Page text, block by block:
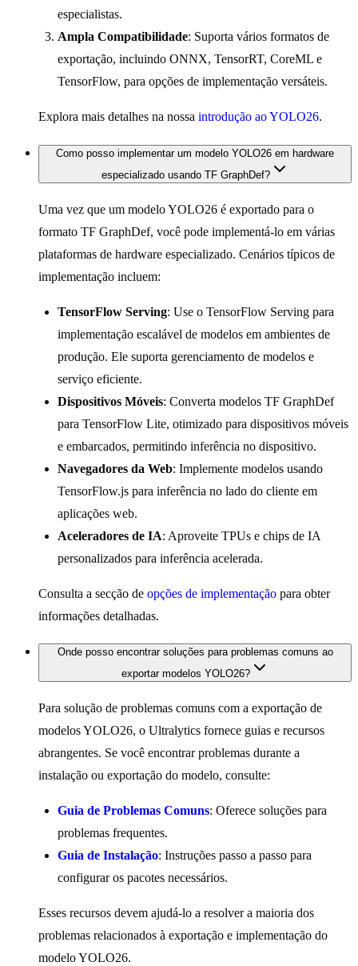
especialistas.
Ampla Compatibilidade: Suporta vários formatos de
exportação, incluindo ONNX, TensorRT, CoreML e
TensorFlow, para opções de implementação versáteis.
Explora mais detalhes na nossa introdução ao YOLO26.
Como posso implementar um modelo YOLO26 em hardware
especializado usando TF GraphDef?
Uma vez que um modelo YOLO26 é exportado para o
formato TF GraphDef, você pode implementá-lo em várias
plataformas de hardware especializado. Cenários típicos de
implementação incluem:
TensorFlow Serving: Use o TensorFlow Serving para
implementação escalável de modelos em ambientes de
produção. Ele suporta gerenciamento de modelos e
serviço eficiente.
Dispositivos Móveis: Converta modelos TF GraphDef
para TensorFlow Lite, otimizado para dispositivos móveis
e embarcados, permitindo inferência no dispositivo.
Navegadores da Web: Implemente modelos usando
TensorFlow.js para inferência no lado do cliente em
aplicações web.
Aceleradores de IA: Aproveite TPUs e chips de IA
personalizados para inferência acelerada.
Consulta a secção de opções de implementação para obter
informações detalhadas.
Onde posso encontrar soluções para problemas comuns ao
exportar modelos YOLO26?
Para solução de problemas comuns com a exportação de
modelos YOLO26, o Ultralytics fornece guias e recursos
abrangentes. Se você encontrar problemas durante a
instalação ou exportação do modelo, consulte:
Guia de Problemas Comuns: Oferece soluções para
problemas frequentes.
Guia de Instalação: Instruções passo a passo para
configurar os pacotes necessários.
Esses recursos devem ajudá-lo a resolver a maioria dos
problemas relacionados à exportação e implementação do
modelo YOLO26.